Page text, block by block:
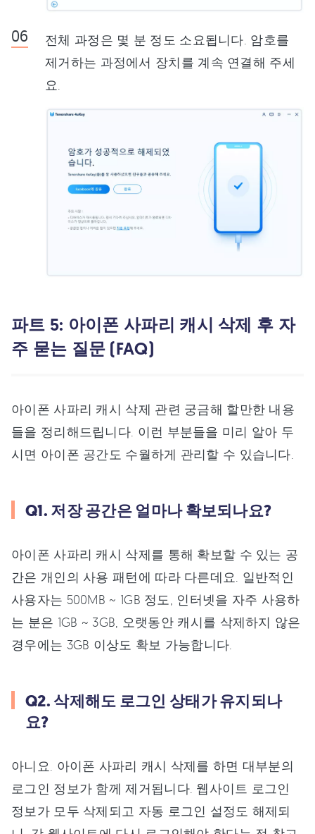
전체 과정은 몇 분 정도 소요됩니다. 암호를
제거하는 과정에서 장치를 계속 연결해 주세
요.
파트 5: 아이폰 사파리 캐시 삭제 후 자
주 묻는 질문 (FAQ)
아이폰 사파리 캐시 삭제 관련 궁금해 할만한 내용
들을 정리해드립니다. 이런 부분들을 미리 알아 두
시면 아이폰 공간도 수월하게 관리할 수 있습니다.
Q1. 저장 공간은 얼마나 확보되나요?
아이폰 사파리 캐시 삭제를 통해 확보할 수 있는 공
간은 개인의 사용 패턴에 따라 다른데요. 일반적인
사용자는 500MB ~ 1GB 정도, 인터넷을 자주 사용하
는 분은 1GB ~ 3GB, 오랫동안 캐시를 삭제하지 않은
경우에는 3GB 이상도 확보 가능합니다.
Q2. 삭제해도 로그인 상태가 유지되나
요?
아니요. 아이폰 사파리 캐시 삭제를 하면 대부분의
로그인 정보가 함께 제거됩니다. 웹사이트 로그인
정보가 모두 삭제되고 자동 로그인 설정도 해제되